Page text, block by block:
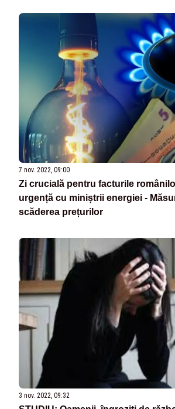
7 nov. 2022, 09:00
Zi crucială pentru facturile
urgență cu miniștrii energiei -
scăderea prețurilor
3 nov. 2022, 09:32